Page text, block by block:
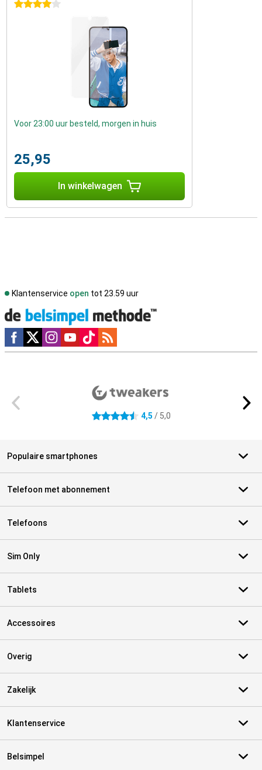
4 sterren
Voor 23:00 uur besteld, morgen in huis
25,95
In winkelwagen
Klantenservice open tot 23.59 uur
Social media
4.5 sterren 4,5 / 5,0
Populaire smartphones
Telefoon met abonnement
Telefoons
Sim Only
Tablets
Accessoires
Overig
Zakelijk
Klantenservice
Belsimpel